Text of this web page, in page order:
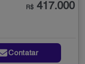
R$ 417.000
Contatar